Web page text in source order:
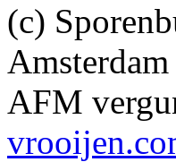
(c)
Amsterdam
AFM